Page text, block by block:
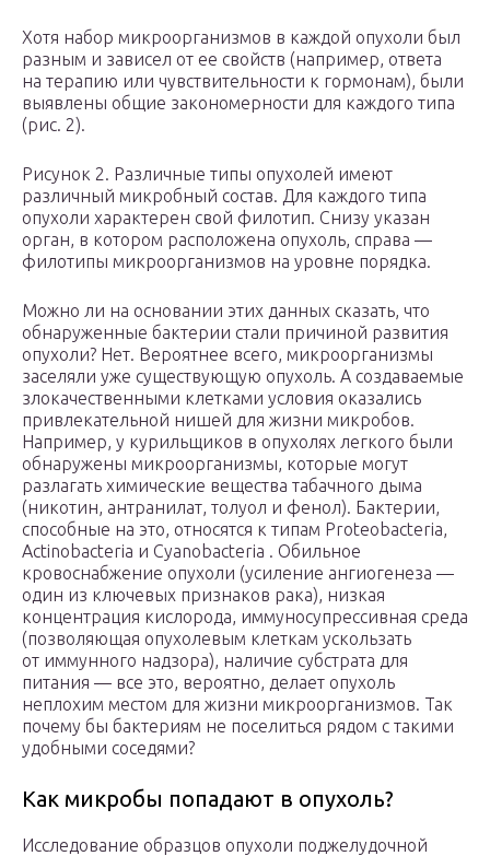
Хотя набор микроорганизмов в каждой опухоли был
разным и зависел от ее свойств (например, ответа
на терапию или чувствительности к гормонам), были
выявлены общие закономерности для каждого типа
(рис. 2).
Рисунок 2. Различные типы опухолей имеют
различный микробный состав. Для каждого типа
опухоли характерен свой филотип. Снизу указан
орган, в котором расположена опухоль, справа —
филотипы микроорганизмов на уровне порядка.
Можно ли на основании этих данных сказать, что
обнаруженные бактерии стали причиной развития
опухоли? Нет. Вероятнее всего, микроорганизмы
заселяли уже существующую опухоль. А создаваемые
злокачественными клетками условия оказались
привлекательной нишей для жизни микробов.
Например, у курильщиков в опухолях легкого были
обнаружены микроорганизмы, которые могут
разлагать химические вещества табачного дыма
(никотин, антранилат, толуол и фенол). Бактерии,
способные на это, относятся к типам Proteobacteria,
Actinobacteria и Cyanobacteria . Обильное
кровоснабжение опухоли (усиление ангиогенеза —
один из ключевых признаков рака), низкая
концентрация кислорода, иммуносупрессивная среда
(позволяющая опухолевым клеткам ускользать
от иммунного надзора), наличие субстрата для
питания — все это, вероятно, делает опухоль
неплохим местом для жизни микроорганизмов. Так
почему бы бактериям не поселиться рядом с такими
удобными соседями?
Как микробы попадают в опухоль?
Исследование образцов опухоли поджелудочной